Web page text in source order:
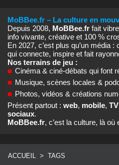
MoBBee.fr – La culture en
Depuis 2008, MoBBee.fr fait
info vivante, créative et 100 %
En 2027, c’est plus qu’un média
qui connecte, inspire et fait
Nos terrains de jeu :
■ Cinéma & ciné‑débats qui font
■ Musique, scènes locales &
■ Photos, vidéos & créations
Présent partout : web, mobile,
sociaux.
MoBBee.fr, c’est la culture, là où
ACCUEIL > TAGS